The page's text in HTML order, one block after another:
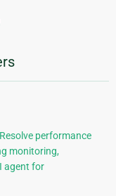
performance
monitoring,
agent for